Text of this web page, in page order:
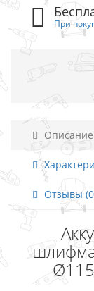
При
Описание
Отзывы